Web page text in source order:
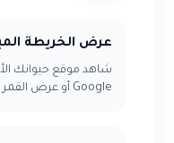
عرض الخريطة
شاهد موقع حيوانك
Google أو عرض القمر الصناعي